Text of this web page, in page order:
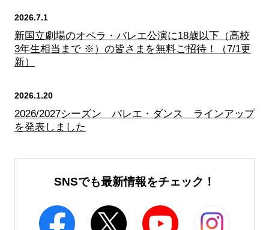
2026.7.1
新国立劇場のオペラ・バレエ公演に18歳以下（高校
3年生相当まで ※）の皆さまを無料ご招待！（7/1更
新）
2026.1.20
2026/2027シーズン バレエ・ダンス ラインアップ
を発表しました
SNSでも最新情報をチェック！